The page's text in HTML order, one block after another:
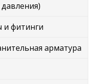
и фитинги
арматура